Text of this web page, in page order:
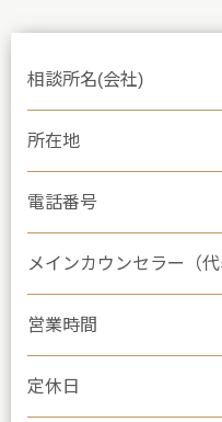
相談所名(会社)
所在地
電話番号
メインカウンセラー（代
営業時間
定休日